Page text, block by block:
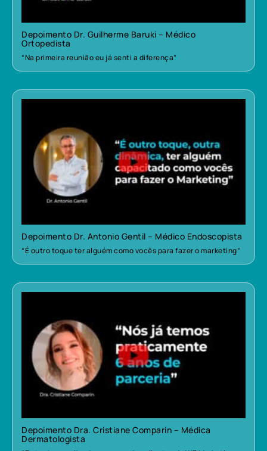
Depoimento Dr. Guilherme Baruki – Médico
Ortopedista
“Na primeira reunião eu já senti a diferença”
Depoimento Dr. Antonio Gentil – Médico Endoscopista
“É outro toque ter alguém como vocês para fazer o marketing”
Depoimento Dra. Cristiane Comparin – Médica
Dermatologista